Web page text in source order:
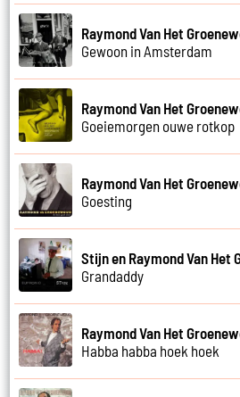
Raymond Van Het
Gewoon in Amsterdam
Raymond Van Het
Goeiemorgen ouwe rotkop
Raymond Van Het
Goesting
Stijn en Raymond Van Het
Grandaddy
Raymond Van Het
Habba habba hoek hoek